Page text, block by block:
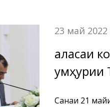
23 май 2022
Ҷаласаи
Ҷумҳурии
Санаи 21